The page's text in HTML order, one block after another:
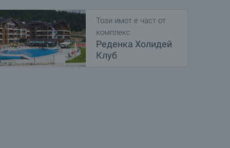
Този имот е част от
комплекс
Реденка Холидей
Клуб